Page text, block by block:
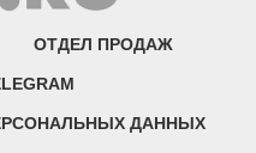
ОТДЕЛ ПРОДАЖ
ДАННЫХ